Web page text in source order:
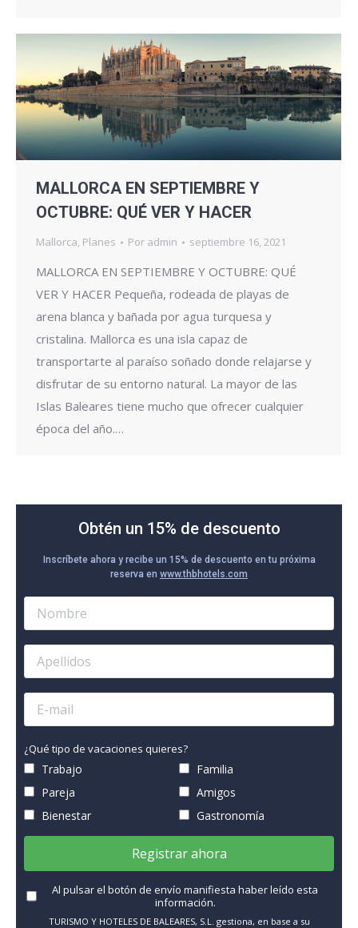
MALLORCA EN SEPTIEMBRE Y
OCTUBRE: QUÉ VER Y HACER
Mallorca, Planes Por admin septiembre 16, 2021
MALLORCA EN SEPTIEMBRE Y OCTUBRE: QUÉ
VER Y HACER Pequeña, rodeada de playas de
arena blanca y bañada por agua turquesa y
cristalina. Mallorca es una isla capaz de
transportarte al paraíso soñado donde relajarse y
disfrutar de su entorno natural. La mayor de las
Islas Baleares tiene mucho que ofrecer cualquier
época del año.…
Obtén un 15% de descuento
Inscríbete ahora y recibe un 15% de descuento en tu próxima
reserva en www.thbhotels.com
¿Qué tipo de vacaciones quieres?
Trabajo
Familia
Pareja
Amigos
Bienestar
Gastronomía
Registrar ahora
Al pulsar el botón de envío manifiesta haber leído esta
información.
TURISMO Y HOTELES DE BALEARES, S.L. gestiona, en base a su